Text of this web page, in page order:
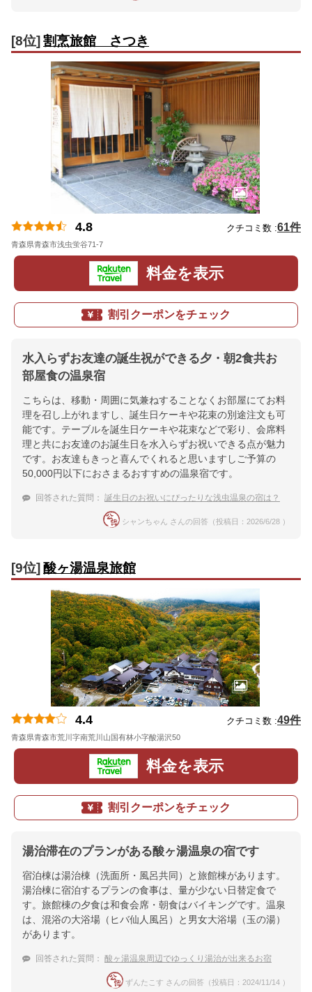
[8位] 割烹旅館 さつき
4.8 クチコミ数 :61件
青森県青森市浅虫蛍谷71-7
料金を表示
割引クーポンをチェック
水入らずお友達の誕生祝ができる夕・朝2食共お
部屋食の温泉宿
こちらは、移動・周囲に気兼ねすることなくお部屋にてお料
理を召し上がれますし、誕生日ケーキや花束の別途注文も可
能です。テーブルを誕生日ケーキや花束などで彩り、会席料
理と共にお友達のお誕生日を水入らずお祝いできる点が魅力
です。お友達もきっと喜んでくれると思いますしご予算の
50,000円以下におさまるおすすめの温泉宿です。
回答された質問： 誕生日のお祝いにぴったりな浅虫温泉の宿は？
シャンちゃん さんの回答（投稿日：2026/6/28 ）
[9位] 酸ヶ湯温泉旅館
4.4 クチコミ数 :49件
青森県青森市荒川字南荒川山国有林小字酸湯沢50
料金を表示
割引クーポンをチェック
湯治滞在のプランがある酸ヶ湯温泉の宿です
宿泊棟は湯治棟（洗面所・風呂共同）と旅館棟があります。
湯治棟に宿泊するプランの食事は、量が少ない日替定食で
す。旅館棟の夕食は和食会席・朝食はバイキングです。温泉
は、混浴の大浴場（ヒバ仙人風呂）と男女大浴場（玉の湯）
があります。
回答された質問： 酸ヶ湯温泉周辺でゆっくり湯治が出来るお宿
ずんたこす さんの回答（投稿日：2024/11/14 ）